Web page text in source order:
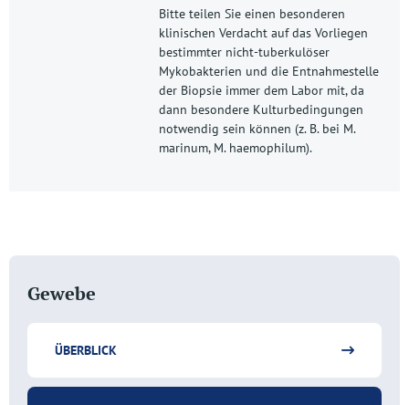
Gewebe
ÜBERBLICK
Bitte teilen Sie einen besonderen
klinischen Verdacht auf das Vorliegen
bestimmter nicht-tuberkulöser
Mykobakterien und die Entnahmestelle
der Biopsie immer dem Labor mit, da
dann besondere Kulturbedingungen
notwendig sein können (z. B. bei M.
marinum, M. haemophilum).